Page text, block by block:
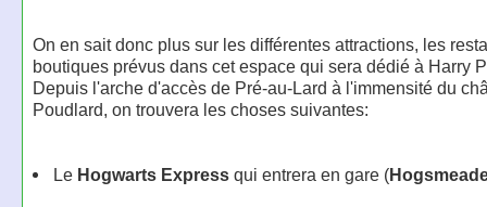
On en sait donc plus sur les différentes attractions, les
boutiques prévus dans cet espace qui sera dédié à Harry
Depuis l'arche d'accès de Pré-au-Lard à l'immensité du
Poudlard, on trouvera les choses suivantes:
Le Hogwarts Expressqui entrera en gare (